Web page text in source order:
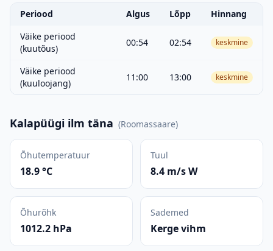
Periood Algus Lõpp
Hinnang
Väike periood
(kuutõus)
00:54 02:54 keskmine
Väike periood
(kuuloojang)
11:00 13:00 keskmine
Kalapüügi ilm täna (Roomassaare)
Õhutemperatuur
18.9 °C
Tuul
8.4 m/s W
Õhurõhk
1012.2 hPa
Sademed
Kerge vihm